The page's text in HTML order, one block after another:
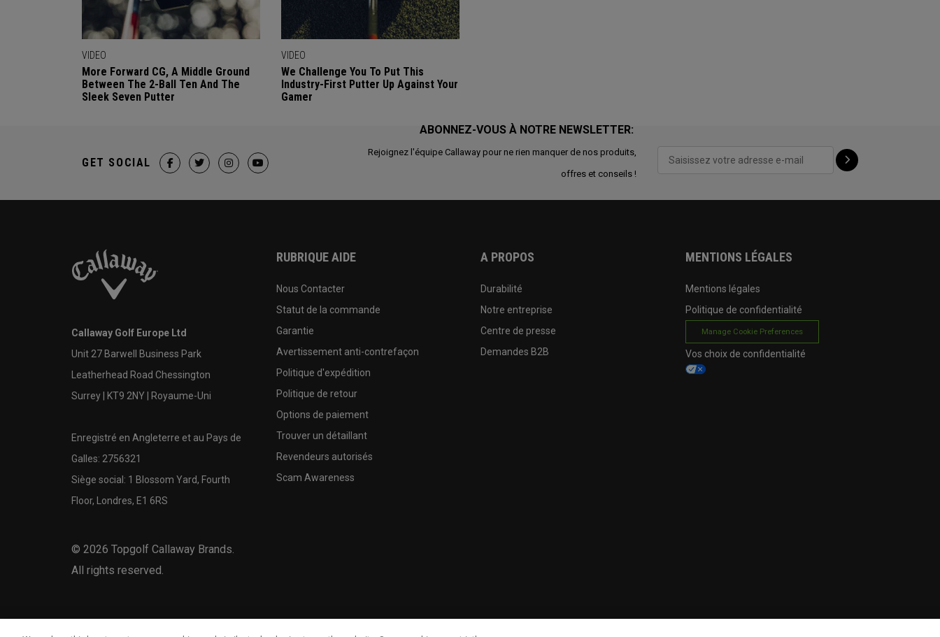
VIDEO
More Forward CG, A Middle Ground
Between The 2-Ball Ten And The
Sleek Seven Putter
VIDEO
We Challenge You To Put This
Industry-First Putter Up Against Your
Gamer
ABONNEZ-VOUS À NOTRE NEWSLETTER:
Rejoignez l'équipe Callaway pour ne rien manquer de nos produits,
offres et conseils !
GET SOCIAL
Callaway Golf Europe Ltd
Unit 27 Barwell Business Park
Leatherhead Road Chessington
Surrey | KT9 2NY | Royaume-Uni
Enregistré en Angleterre et au Pays de
Galles: 2756321
Siège social: 1 Blossom Yard, Fourth
Floor, Londres, E1 6RS
© 2026 Topgolf Callaway Brands.
All rights reserved.
RUBRIQUE AIDE
Nous Contacter
Statut de la commande
Garantie
Avertissement anti-contrefaçon
Politique d'expédition
Politique de retour
Options de paiement
Trouver un détaillant
Revendeurs autorisés
Scam Awareness
A PROPOS
Durabilité
Notre entreprise
Centre de presse
Demandes B2B
MENTIONS LÉGALES
Mentions légales
Politique de confidentialité
Manage Cookie Preferences
Vos choix de confidentialité